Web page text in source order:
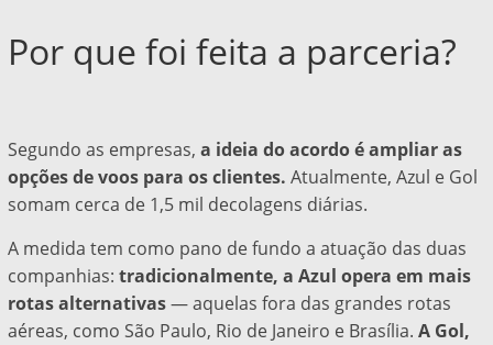
Por que foi feita a parceria?
Segundo as empresas, a ideia do acordo é ampliar as
opções de voos para os clientes. Atualmente, Azul e Gol
somam cerca de 1,5 mil decolagens diárias.
A medida tem como pano de fundo a atuação das duas
companhias: tradicionalmente, a Azul opera em mais
rotas alternativas— aquelas fora das grandes rotas
aéreas, como São Paulo, Rio de Janeiro e Brasília. A Gol,